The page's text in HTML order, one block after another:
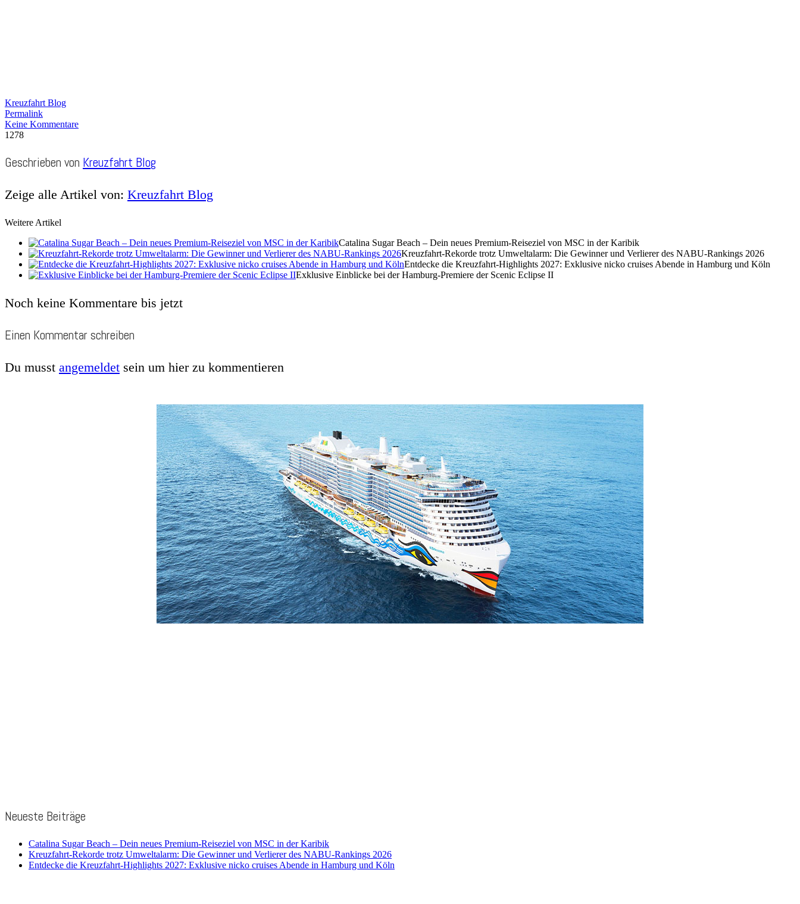
Kreuzfahrt Blog
Permalink
Keine Kommentare
1278
Geschrieben von Kreuzfahrt Blog
Zeige alle Artikel von: Kreuzfahrt Blog
Weitere Artikel
Catalina Sugar Beach – Dein neues Premium-Reiseziel von MSC in der Karibik
Kreuzfahrt-Rekorde trotz Umweltalarm: Die Gewinner und Verlierer des NABU-Rankings 2026
Entdecke die Kreuzfahrt-Highlights 2027: Exklusive nicko cruises Abende in Hamburg und Köln
Exklusive Einblicke bei der Hamburg-Premiere der Scenic Eclipse II
Noch keine Kommentare bis jetzt
Einen Kommentar schreiben
Du musst angemeldet sein um hier zu kommentieren
Neueste Beiträge
Catalina Sugar Beach – Dein neues Premium-Reiseziel von MSC in der Karibik
Kreuzfahrt-Rekorde trotz Umweltalarm: Die Gewinner und Verlierer des NABU-Rankings 2026
Entdecke die Kreuzfahrt-Highlights 2027: Exklusive nicko cruises Abende in Hamburg und Köln